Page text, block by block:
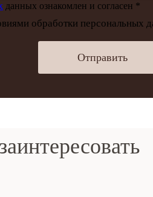
данных ознакомлен и согласен *
обработки персональных
Отправить